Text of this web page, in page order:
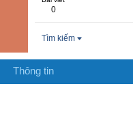
0
Tìm kiếm
Thông tin